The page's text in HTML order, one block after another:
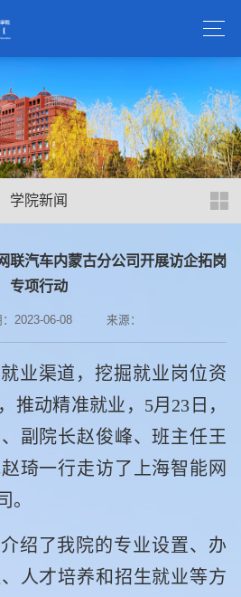
学院新闻
联汽车内蒙古分公司开展访企拓岗
专项行动
2023-06-08 来源：
业渠道，挖掘就业岗位资
推动精准就业， 5月23日，
副院长赵俊峰、班主任王
琦一行走访了上海智能网
。
绍了我院的专业设置、办
人才培养和招生就业等方